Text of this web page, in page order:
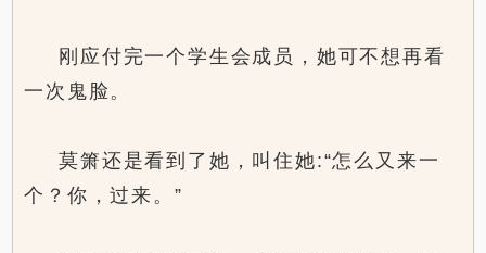
刚应付完一个学生会成员，她可不想再看
一次鬼脸。
莫箫还是看到了她，叫住她:“怎么又来一
个？你，过来。”